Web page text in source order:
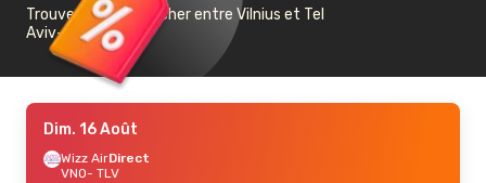
Trouvez un vol pas cher entre Vilnius et Tel
Aviv-Jaffa
Dim. 16 Août
Wizz AirDirect
VNO- TLV